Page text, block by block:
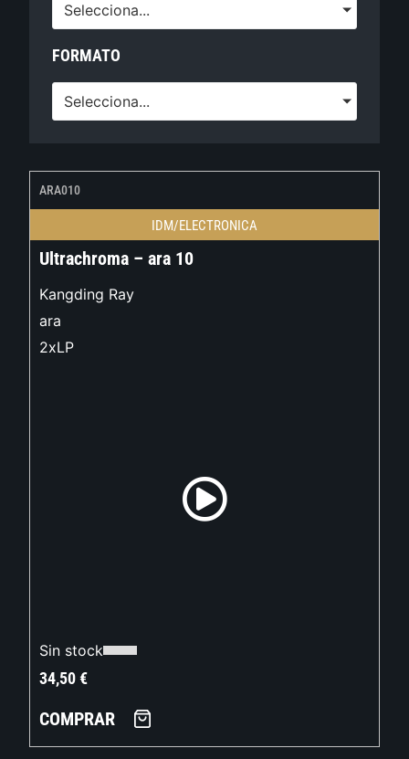
Selecciona...
FORMATO
Selecciona...
ARA010
IDM/ELECTRONICA
Ultrachroma – ara 10
Kangding Ray
ara
2xLP
Sin stock
34,50€
COMPRAR